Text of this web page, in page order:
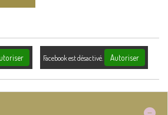
Facebook est désactivé. Autoriser